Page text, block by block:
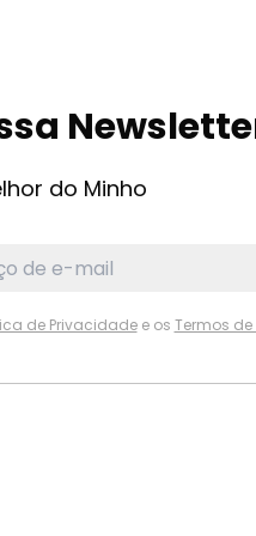
do Minho
de Privacidadee os Termos de